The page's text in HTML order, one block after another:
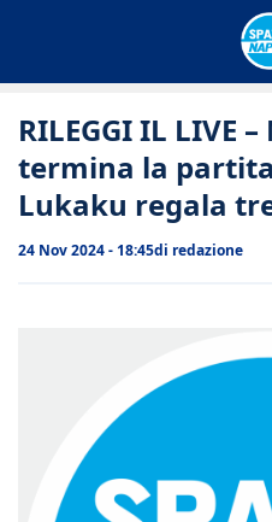
RILEGGI IL LIVE
termina la
Lukaku regala
24 Nov 2024 - 18:45di redazione